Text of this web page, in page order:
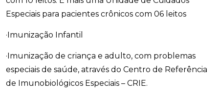
Especiais para pacientes crônicos com 06 leitos
·Imunização Infantil
·Imunização de criança e adulto, com problemas
especiais de saúde, através do Centro de Referência
de Imunobiológicos Especiais – CRIE.